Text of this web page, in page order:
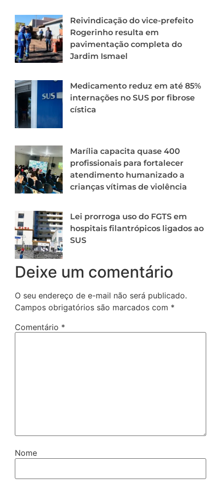
Reivindicação do vice-prefeito
Rogerinho resulta em
pavimentação completa do
Jardim Ismael
Medicamento reduz em até 85%
internações no SUS por fibrose
cística
Marília capacita quase 400
profissionais para fortalecer
atendimento humanizado a
crianças vítimas de violência
Lei prorroga uso do FGTS em
hospitais filantrópicos ligados ao
SUS
Deixe um comentário
O seu endereço de e-mail não será publicado.
Campos obrigatórios são marcados com *
Comentário *
Nome